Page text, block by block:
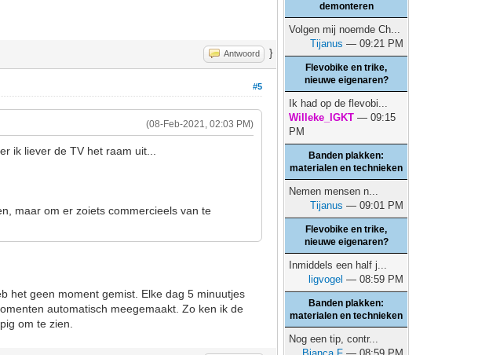
Antwoord }
#5
(08-Feb-2021, 02:03 PM)
ik liever de TV het raam uit...
maar om er zoiets commercieels van te
het geen moment gemist. Elke dag 5 minuutjes
automatisch meegemaakt. Zo ken ik de
om te zien.
demonteren
Volgen mij noemde Ch...
Tijanus — 09:21 PM
Flevobike en trike,
nieuwe eigenaren?
Ik had op de flevobi...
Willeke_IGKT — 09:15
PM
Banden plakken:
materialen en technieken
Nemen mensen n...
Tijanus — 09:01 PM
Flevobike en trike,
nieuwe eigenaren?
Inmiddels een half j...
ligvogel — 08:59 PM
Banden plakken:
materialen en technieken
Nog een tip, contr...